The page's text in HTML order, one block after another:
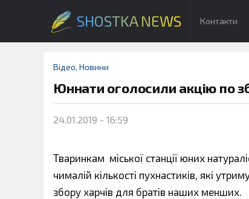
SHOSTKA NEWS Контакти
Відео, Новини
Юннати оголосили акцію по
24.01.2019 - 16:59
Тваринкам міської станції юних
чималій кількості пухнастиків, які
збору харчів для братів наших менших.